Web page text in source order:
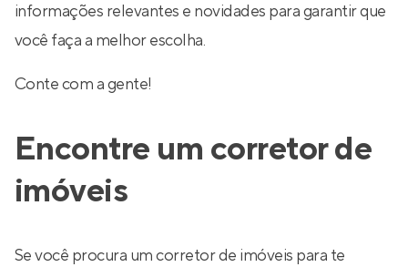
informações relevantes e novidades para garantir que
você faça a melhor escolha.
Conte com a gente!
Encontre um corretor de
imóveis
Se você procura um corretor de imóveis para te